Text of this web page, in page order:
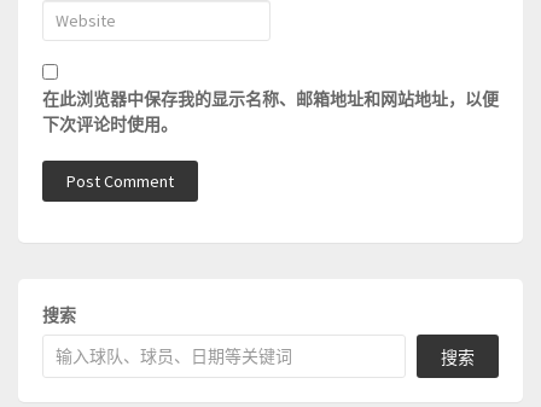
在此浏览器中保存我的显示名称、邮箱地址和网站地址，以便
下次评论时使用。
搜索
搜索